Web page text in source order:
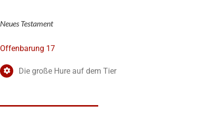
Neues Testament
Offenbarung 17
Die große Hure auf dem Tier